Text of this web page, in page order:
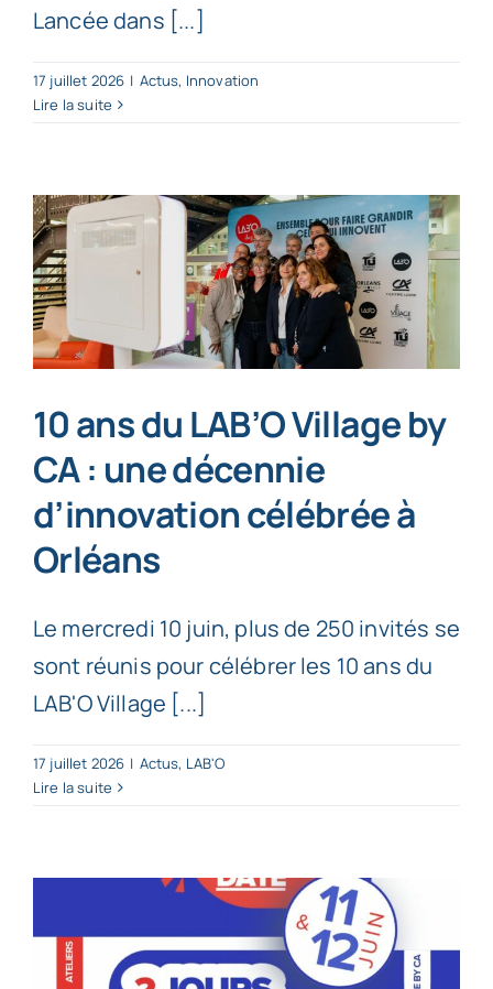
Lancée dans [...]
17 juillet 2026 | Actus, Innovation
Lire la suite
10 ans du LAB’O Village by
CA : une décennie
d’innovation célébrée à
Orléans
Le mercredi 10 juin, plus de 250 invités se
sont réunis pour célébrer les 10 ans du
LAB'O Village [...]
17 juillet 2026 | Actus, LAB'O
Lire la suite